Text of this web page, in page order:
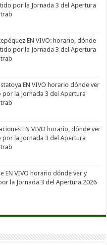
por la Jornada 3 del Apertura
EN VIVO: horario, dónde
por la Jornada 3 del Apertura
EN VIVO horario dónde ver
la Jornada 3 del Apertura
EN VIVO horario, dónde ver
la Jornada 3 del Apertura
EN VIVO horario dónde ver y
la Jornada 3 del Apertura 2026